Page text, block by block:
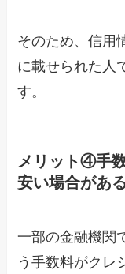
そのため、信用
に載せられた人
す。
メリット④手
安い場合がある
一部の金融機関
う手数料がクレ